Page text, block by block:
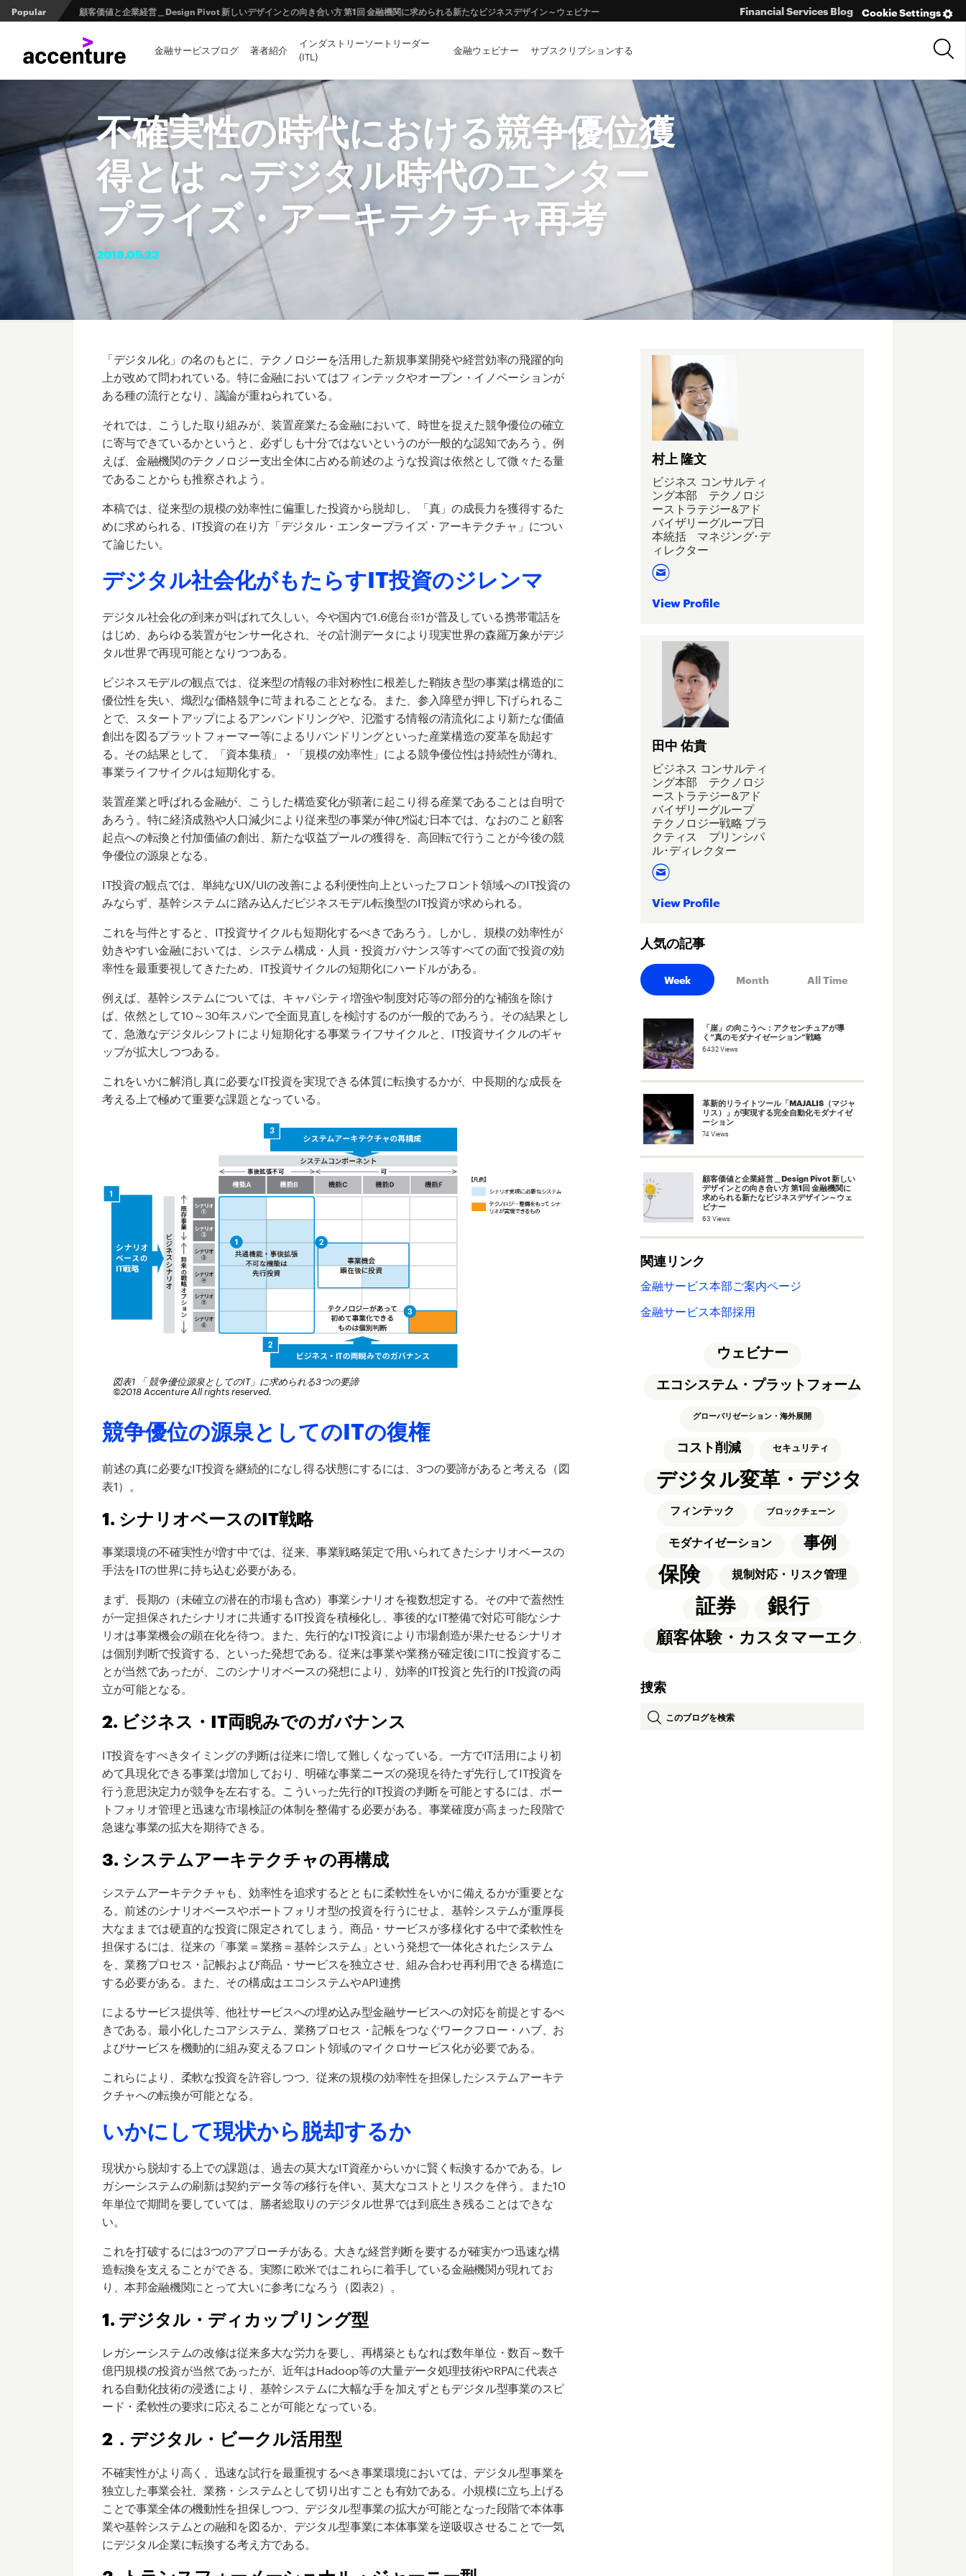
Popular 顧客価値と企業経営＿Design Pivot 新しいデザインとの向き合い方 第1回 金融機関に求められる新たなビジネスデザイン～ウェビナー
日本の金融業界とオープンバンキングの未来 第1回 ：規制とイノベーションの両立に向けて
FinTech Journal掲載記事：第２回 量子コンピューターや拡張現実はどのような「金融イノベーション」を創出するか？
Cookie Settings
Financial Services Blog
金融サービスブログ 著者紹介
インダストリーソートリーダー
(ITL)
金融ウェビナー サブスクリプションする
不確実性の時代における競争優位獲
得とは ～デジタル時代のエンター
プライズ・アーキテクチャ再考
2018.05.23
「デジタル化」の名のもとに、テクノロジーを活用した新規事業開発や経営効率の飛躍的向
上が改めて問われている。特に金融においてはフィンテックやオープン・イノベーションが
ある種の流行となり、議論が重ねられている。
それでは、こうした取り組みが、装置産業たる金融において、時世を捉えた競争優位の確立
に寄与できているかというと、必ずしも十分ではないというのが一般的な認知であろう。例
えば、金融機関のテクノロジー支出全体に占める前述のような投資は依然として微々たる量
であることからも推察されよう。
本稿では、従来型の規模の効率性に偏重した投資から脱却し、「真」の成長力を獲得するた
めに求められる、IT投資の在り方「デジタル・エンタープライズ・アーキテクチャ」につい
て論じたい。
デジタル社会化がもたらすIT投資のジレンマ
デジタル社会化の到来が叫ばれて久しい。今や国内で1.6億台※1が普及している携帯電話を
はじめ、あらゆる装置がセンサー化され、その計測データにより現実世界の森羅万象がデジ
タル世界で再現可能となりつつある。
ビジネスモデルの観点では、従来型の情報の非対称性に根差した鞘抜き型の事業は構造的に
優位性を失い、熾烈な価格競争に苛まれることとなる。また、参入障壁が押し下げられるこ
とで、スタートアップによるアンバンドリングや、氾濫する情報の清流化により新たな価値
創出を図るプラットフォーマー等によるリバンドリングといった産業構造の変革を励起す
る。その結果として、「資本集積」・「規模の効率性」による競争優位性は持続性が薄れ、
事業ライフサイクルは短期化する。
装置産業と呼ばれる金融が、こうした構造変化が顕著に起こり得る産業であることは自明で
あろう。特に経済成熟や人口減少により従来型の事業が伸び悩む日本では、なおのこと顧客
起点への転換と付加価値の創出、新たな収益プールの獲得を、高回転で行うことが今後の競
争優位の源泉となる。
IT投資の観点では、単純なUX/UIの改善による利便性向上といったフロント領域へのIT投資の
みならず、基幹システムに踏み込んだビジネスモデル転換型のIT投資が求められる。
これを与件とすると、IT投資サイクルも短期化するべきであろう。しかし、規模の効率性が
効きやすい金融においては、システム構成・人員・投資ガバナンス等すべての面で投資の効
率性を最重要視してきたため、IT投資サイクルの短期化にハードルがある。
例えば、基幹システムについては、キャパシティ増強や制度対応等の部分的な補強を除け
ば、依然として10～30年スパンで全面見直しを検討するのが一般的であろう。その結果とし
て、急激なデジタルシフトにより短期化する事業ライフサイクルと、IT投資サイクルのギャ
ップが拡大しつつある。
これをいかに解消し真に必要なIT投資を実現できる体質に転換するかが、中長期的な成長を
考える上で極めて重要な課題となっている。
図表1 「 競争優位源泉としてのIT」に求められる3つの要諦
©2018 Accenture All rights reserved.
競争優位の源泉としてのITの復権
前述の真に必要なIT投資を継続的になし得る状態にするには、3つの要諦があると考える（図
表1）。
1. シナリオベースのIT戦略
事業環境の不確実性が増す中では、従来、事業戦略策定で用いられてきたシナリオベースの
手法をITの世界に持ち込む必要がある。
まず、長期の（未確立の潜在的市場も含め）事業シナリオを複数想定する。その中で蓋然性
が一定担保されたシナリオに共通するIT投資を積極化し、事後的なIT整備で対応可能なシナ
リオは事業機会の顕在化を待つ。また、先行的なIT投資により市場創造が果たせるシナリオ
は個別判断で投資する、といった発想である。従来は事業や業務が確定後にITに投資するこ
とが当然であったが、このシナリオベースの発想により、効率的IT投資と先行的IT投資の両
立が可能となる。
2. ビジネス・IT両睨みでのガバナンス
IT投資をすべきタイミングの判断は従来に増して難しくなっている。一方でIT活用により初
めて具現化できる事業は増加しており、明確な事業ニーズの発現を待たず先行してIT投資を
行う意思決定力が競争を左右する。こういった先行的IT投資の判断を可能とするには、ポー
トフォリオ管理と迅速な市場検証の体制を整備する必要がある。事業確度が高まった段階で
急速な事業の拡大を期待できる。
3. システムアーキテクチャの再構成
システムアーキテクチャも、効率性を追求するとともに柔軟性をいかに備えるかが重要とな
る。前述のシナリオベースやポートフォリオ型の投資を行うにせよ、基幹システムが重厚長
大なままでは硬直的な投資に限定されてしまう。商品・サービスが多様化する中で柔軟性を
担保するには、従来の「事業＝業務＝基幹システム」という発想で一体化されたシステム
を、業務プロセス・記帳および商品・サービスを独立させ、組み合わせ再利用できる構造に
する必要がある。また、その構成はエコシステムやAPI連携
によるサービス提供等、他社サービスへの埋め込み型金融サービスへの対応を前提とするべ
きである。最小化したコアシステム、業務プロセス・記帳をつなぐワークフロー・ハブ、お
よびサービスを機動的に組み変えるフロント領域のマイクロサービス化が必要である。
これらにより、柔軟な投資を許容しつつ、従来の規模の効率性を担保したシステムアーキテ
クチャへの転換が可能となる。
いかにして現状から脱却するか
現状から脱却する上での課題は、過去の莫大なIT資産からいかに賢く転換するかである。レ
ガシーシステムの刷新は契約データ等の移行を伴い、莫大なコストとリスクを伴う。また10
年単位で期間を要していては、勝者総取りのデジタル世界では到底生き残ることはできな
い。
これを打破するには3つのアプローチがある。大きな経営判断を要するが確実かつ迅速な構
造転換を支えることができる。実際に欧米ではこれらに着手している金融機関が現れてお
り、本邦金融機関にとって大いに参考になろう（図表2）。
1. デジタル・ディカップリング型
レガシーシステムの改修は従来多大な労力を要し、再構築ともなれば数年単位・数百～数千
億円規模の投資が当然であったが、近年はHadoop等の大量データ処理技術やRPAに代表さ
れる自動化技術の浸透により、基幹システムに大幅な手を加えずともデジタル型事業のスピ
ード・柔軟性の要求に応えることが可能となっている。
2．デジタル・ビークル活用型
不確実性がより高く、迅速な試行を最重視するべき事業環境においては、デジタル型事業を
独立した事業会社、業務・システムとして切り出すことも有効である。小規模に立ち上げる
ことで事業全体の機動性を担保しつつ、デジタル型事業の拡大が可能となった段階で本体事
業や基幹システムとの融和を図るか、デジタル型事業に本体事業を逆吸収させることで一気
にデジタル企業に転換する考え方である。
村上 隆文
ビジネス コンサルティ
ング本部 テクノロジ
ーストラテジー&アド
バイザリーグループ日
本統括 マネジング･デ
ィレクター
View Profile
田中 佑貴
ビジネス コンサルティ
ング本部 テクノロジ
ーストラテジー&アド
バイザリーグループ
テクノロジー戦略 プラ
クティス プリンシパ
ル･ディレクター
View Profile
人気の記事
Week Month All Time
「崖」の向こうへ：アクセンチュアが導
く“真のモダナイゼーション”戦略
6432 Views
革新的リライトツール「MAJALIS（マジャ
リス）」が実現する完全自動化モダナイゼ
ーション
74 Views
顧客価値と企業経営＿Design Pivot 新しい
デザインとの向き合い方 第1回 金融機関に
求められる新たなビジネスデザイン～ウェ
ビナー
63 Views
関連リンク
金融サービス本部ご案内ページ
金融サービス本部採用
ウェビナー
エコシステム・プラットフォーム
グローバリゼーション・海外展開
コスト削減 セキュリティ
デジタル変革・デジタルトラン
フィンテック ブロックチェーン
モダナイゼーション 事例
保険 規制対応・リスク管理
証券 銀行
顧客体験・カスタマーエクスペリエンス
捜索